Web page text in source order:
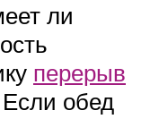
ли
перерыв
Если обед